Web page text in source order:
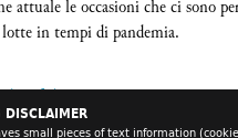
DISCLAIMER
small pieces of text information
attuale le occasioni che ci sono
in tempi di pandemia.
?p=13085